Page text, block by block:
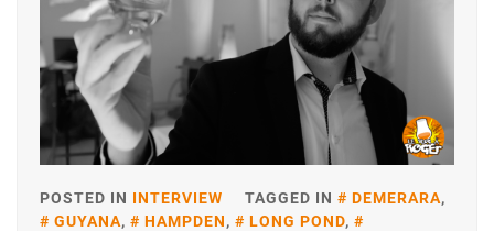
POSTED IN INTERVIEW TAGGED IN DEMERARA,
GUYANA, HAMPDEN, LONG POND,